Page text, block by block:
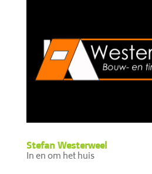
Stefan Westerweel
In en om het huis